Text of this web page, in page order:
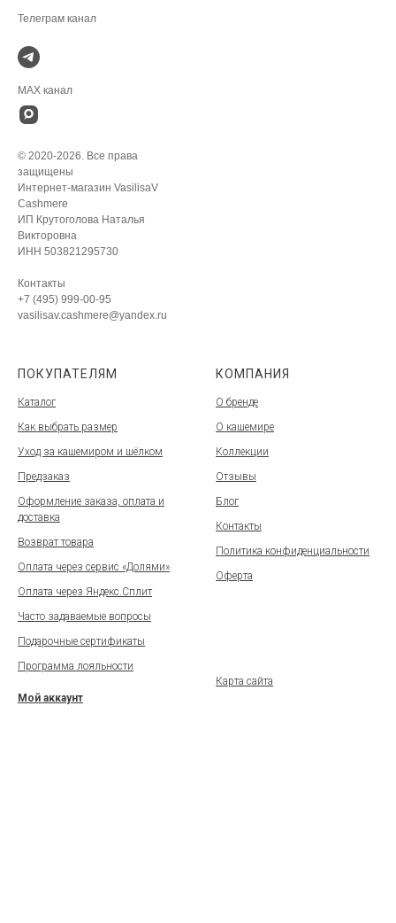
MAX канал
© 2020-2026. Все права
защищены
Интернет-магазин VasilisaV
Cashmere
ИП Крутоголова Наталья
Викторовна
ИНН 503821295730
Контакты
+7 (495) 999-00-95
vasilisav.cashmere@yandex.ru
ПОКУПАТЕЛЯМ
Каталог
Как выбрать размер
Уход за кашемиром и шёлком
Предзаказ
Оформление заказа, оплата и
доставка
Возврат товара
Оплата через сервис «Долями»
Оплата через Яндекс.Сплит
Часто задаваемые вопросы
Подарочные сертификаты
Программа лояльности
Мой аккаунт
КОМПАНИЯ
О бренде
О кашемире
Коллекции
Отзывы
Блог
Контакты
Политика конфиденциальности
Оферта
Карта сайта